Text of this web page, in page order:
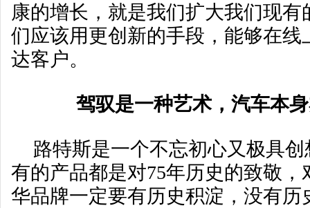
康的增长，就是我们扩大我们现
们应该用更创新的手段，能够在线
达客户。
驾驭是一种艺术，汽车本
路特斯是一个不忘初心又极具
有的产品都是对75年历史的致敬，
华品牌一定要有历史积淀，没有历